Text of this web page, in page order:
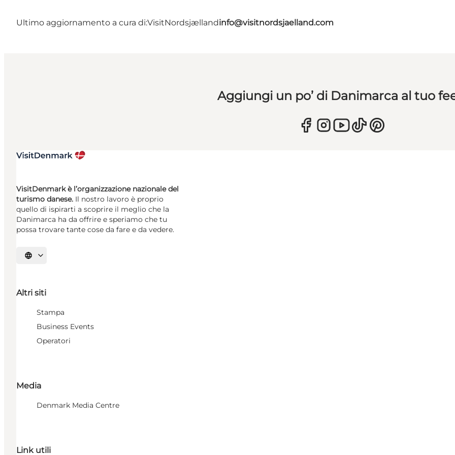
Ultimo aggiornamento a cura di:VisitNordsjællandinfo@visitnordsjaelland.com
Aggiungi un po’ di Danimarca al tuo
VisitDenmark è l’organizzazione nazionale del
turismo danese. Il nostro lavoro è proprio
quello di ispirarti a scoprire il meglio che la
Danimarca ha da offrire e speriamo che tu
possa trovare tante cose da fare e da vedere.
Seleziona la lingua
Altri siti
Stampa
Business Events
Operatori
Media
Denmark Media Centre
Link utili